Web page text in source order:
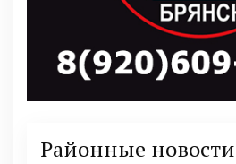
Районные новости